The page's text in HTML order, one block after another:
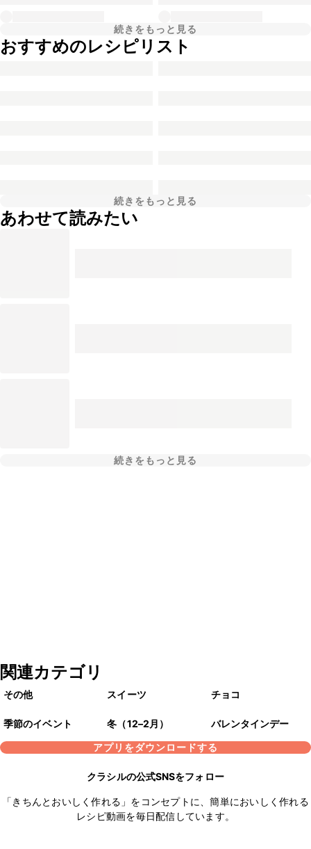
続きをもっと見る
おすすめのレシピリスト
続きをもっと見る
あわせて読みたい
続きをもっと見る
関連カテゴリ
その他 スイーツ チョコ
季節のイベント 冬（12–2月）
バレンタインデー
アプリをダウンロードする
クラシルの公式SNSをフォロー
「きちんとおいしく作れる」をコンセプトに、簡単においしく作れる
レシピ動画を毎日配信しています。